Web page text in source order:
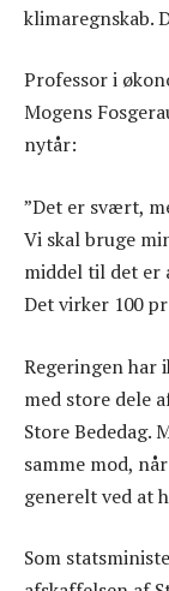
klimaregnskab.
Professor i
Mogens
nytår:
”Det er svært,
Vi skal bruge
middel til det er
Det virker 100
Regeringen har
med store dele
Store Bededag.
samme mod,
generelt ved at
Som